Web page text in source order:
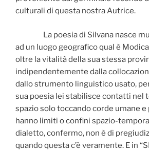
culturali di questa nostra Autrice.
La poesia di Silvana nasce
ad un luogo geografico qual è
oltre la vitalità della sua stessa
indipendentemente dalla
dallo strumento linguistico usato,
sua poesia lei stabilisce contatti nel
spazio solo toccando corde umane
hanno limiti o confini spazio-
dialetto, confermo, non è di
quando questa c’è veramente. E in